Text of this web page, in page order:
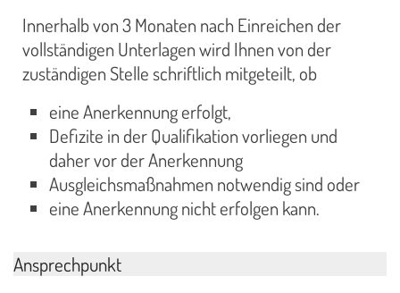
Innerhalb von 3 Monaten nach Einreichen der
vollständigen Unterlagen wird Ihnen von der
zuständigen Stelle schriftlich mitgeteilt, ob
eine Anerkennung erfolgt,
Defizite in der Qualifikation vorliegen und
daher vor der Anerkennung
Ausgleichsmaßnahmen notwendig sind oder
eine Anerkennung nicht erfolgen kann.
Ansprechpunkt